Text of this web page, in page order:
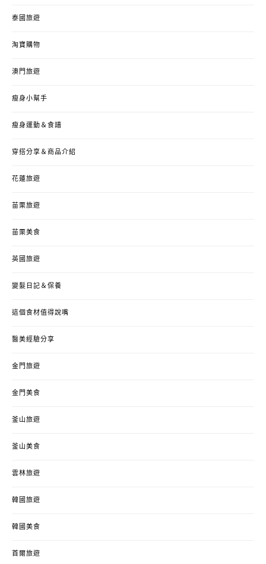
泰國旅遊
淘寶購物
澳門旅遊
瘦身小幫手
瘦身運動＆食譜
穿搭分享＆商品介紹
花蓮旅遊
苗栗旅遊
苗栗美食
英國旅遊
變髮日記＆保養
這個食材值得說嘴
醫美經驗分享
金門旅遊
金門美食
釜山旅遊
釜山美食
雲林旅遊
韓國旅遊
韓國美食
首爾旅遊